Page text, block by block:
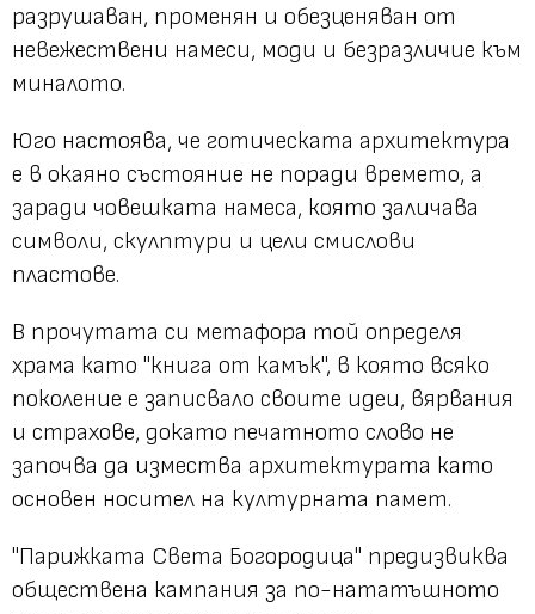
разрушаван, променян и обезценяван от
невежествени намеси, моди и безразличие към
миналото.
Юго настоява, че готическата архитектура
е в окаяно състояние не поради времето, а
заради човешката намеса, която заличава
символи, скулптури и цели смислови
пластове.
В прочутата си метафора той определя
храма като "книга от камък", в която всяко
поколение е записвало своите идеи, вярвания
и страхове, докато печатното слово не
започва да измества архитектурата като
основен носител на културната памет.
"Парижката Света Богородица" предизвиква
обществена кампания за по-нататъшното